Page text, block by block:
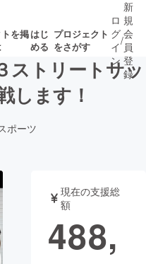
を掲はじ
める
プロジェクト
をさがす
ロジェクト
音楽
ト ゲーム・サ
ロ
グ
イ
ン
/
新
規
会
員
登
録
ストリートサッ
します！
ポーツ
現在の支援総
額
488,